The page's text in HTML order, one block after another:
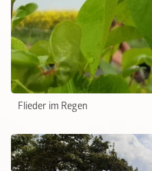
Flieder im Regen